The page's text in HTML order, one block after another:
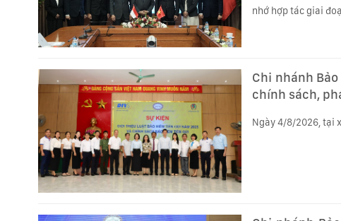
nhớ hợp tác giai
Chi nhánh
chính sách,
Ngày 4/8/2026, tại